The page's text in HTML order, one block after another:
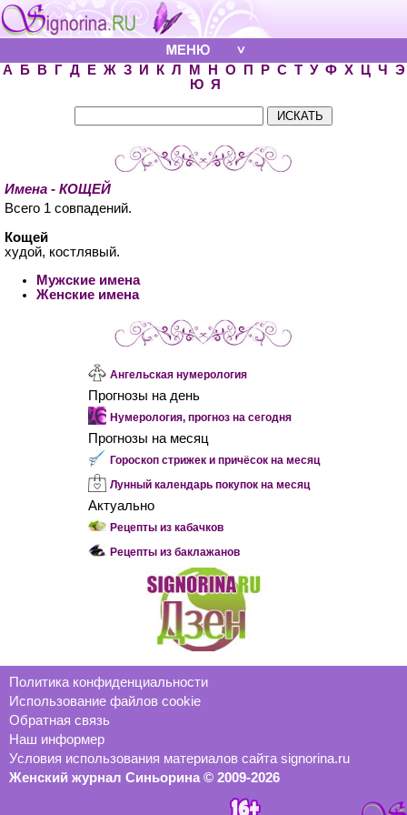
А Б В Г Д Е Ж З И К Л М Н О П Р С Т У Ф Х Ц Ч
Э
Ю Я
Имена - КОЩЕЙ
Всего 1 совпадений.
Кощей
худой, костлявый.
Мужские имена
Женские имена
Ангельская нумерология
Прогнозы на день
Нумерология, прогноз на сегодня
Прогнозы на месяц
Гороскоп стрижек и причёсок на месяц
Лунный календарь покупок на месяц
Актуально
Рецепты из кабачков
Рецепты из баклажанов
Политика конфиденциальности
Использование файлов cookie
Обратная связь
Наш информер
Условия использования материалов сайта signorina.ru
Женский журнал Синьорина © 2009-2026